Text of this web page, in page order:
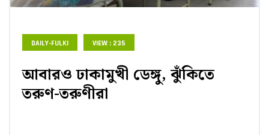
DAILY-FULKI VIEW : 235
আবারও ঢাকামুখী ডেঙ্গু, ঝুঁকিতে
তরুণ-তরুণীরা